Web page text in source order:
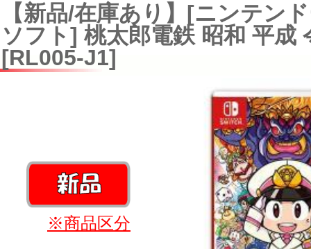
【新品/在庫あり】[ニンテン
ソフト] 桃太郎電鉄 昭和 平成
[RL005-J1]
※商品区分